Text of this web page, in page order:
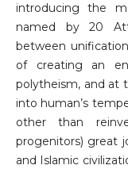
introducing the
named by 20
between
of creating an
polytheism, and at
into human’s
other than
progenitors) great
and Islamic